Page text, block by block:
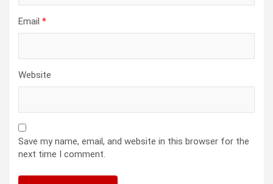
Email *
Website
Save my name, email, and website in this browser for the
next time I comment.